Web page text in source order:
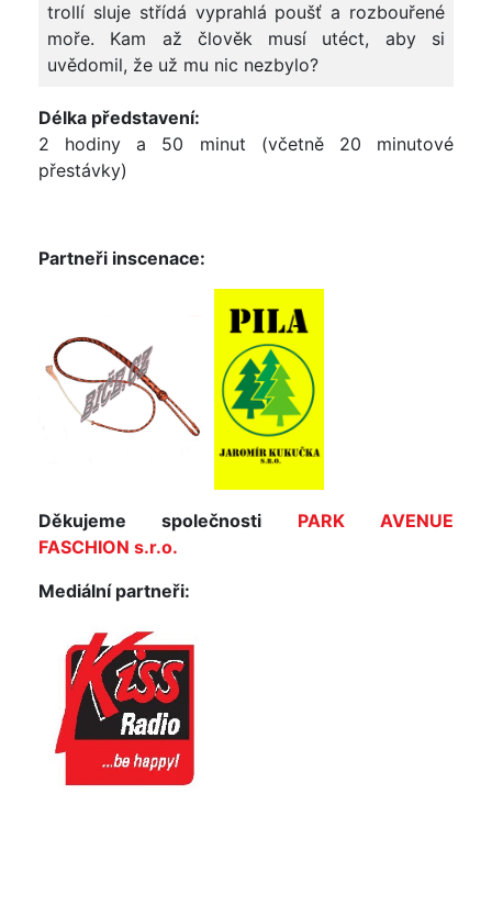
trollí sluje střídá vyprahlá poušť a rozbouřené
moře. Kam až člověk musí utéct, aby si
uvědomil, že už mu nic nezbylo?
Délka představení:
2 hodiny a 50 minut (včetně 20 minutové
přestávky)
Partneři inscenace:
Děkujeme společnosti PARK AVENUE
FASCHION s.r.o.
Mediální partneři: